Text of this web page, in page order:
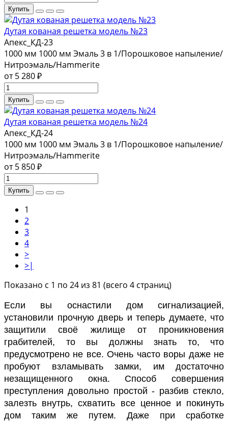
Купить
Дутая кованая решетка модель №23
Апекс_КД-23
1000 мм 1000 мм Эмаль 3 в 1/Порошковое напыление/
Нитроэмаль/Hammerite
от 5 280 ₽
Купить
Дутая кованая решетка модель №24
Апекс_КД-24
1000 мм 1000 мм Эмаль 3 в 1/Порошковое напыление/
Нитроэмаль/Hammerite
от 5 850 ₽
Купить
1
2
3
4
>
>|
Показано с 1 по 24 из 81 (всего 4 страниц)
Если вы оснастили дом сигнализацией,
установили прочную дверь и теперь думаете, что
защитили своё жилище от проникновения
грабителей, то вы должны знать то, что
предусмотрено не все. Очень часто воры даже не
пробуют взламывать замки, им достаточно
незащищенного окна. Способ совершения
преступления довольно простой - разбив стекло,
залезть внутрь, схватить все ценное и покинуть
дом таким же путем. Даже при сработке